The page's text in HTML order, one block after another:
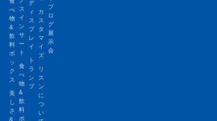
べ
物
&
飲
料
ボ
ッ
ク
ス
美
し
さ
&
ス
イ
ン
サ
ー
ト
食
べ
物
&
飲
料
ボ
デ
ィ
ス
プ
レ
イ
ト
ラ
ン
プ
カ
ス
タ
マ
イ
ズ
リ
ス
ン
に
つ
い
ブ
ロ
グ
展
示
会